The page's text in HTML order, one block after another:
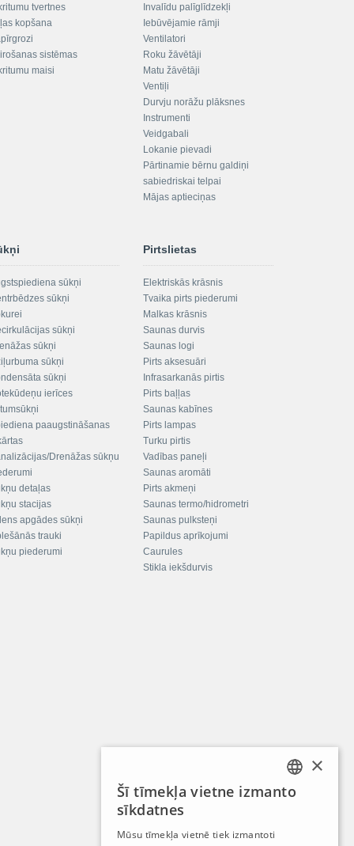
tvertnes
kopšana
sistēmas
maisi
Invalīdu palīglīdzekļi
Iebūvējamie rāmji
Ventilatori
Roku žāvētāji
Matu žāvētāji
Ventiļi
Durvju norāžu plāksnes
Instrumenti
Veidgabali
Lokanie pievadi
Pārtinamie bērnu galdiņi
sabiedriskai telpai
Mājas aptieciņas
sūkņi
sūkņi
sūkņi
sūkņi
sūkņi
sūkņi
ierīces
paaugstināšanas
Drenāžas sūkņu
detaļas
stacijas
apgādes sūkņi
trauki
piederumi
Pirtslietas
Elektriskās krāsnis
Tvaika pirts piederumi
Malkas krāsnis
Saunas durvis
Saunas logi
Pirts aksesuāri
Infrasarkanās pirtis
Pirts baļļas
Saunas kabīnes
Pirts lampas
Turku pirtis
Vadības paneļi
Saunas aromāti
Pirts akmeņi
Saunas termo/hidrometri
Saunas pulksteņi
Papildus aprīkojumi
Caurules
Stikla iekšdurvis
LATVIAN
×
Šī tīmekļa vietne izmanto
sīkdatnes
Mūsu tīmekļa vietnē tiek izmantoti